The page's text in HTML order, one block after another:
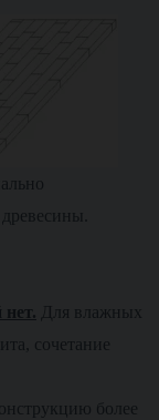
Для влажных
сочетание
более